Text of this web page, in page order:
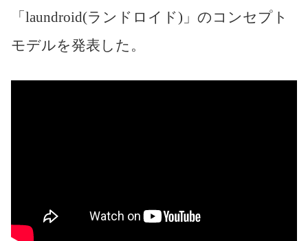
「laundroid(ランドロイド)」のコンセプト
モデルを発表した。